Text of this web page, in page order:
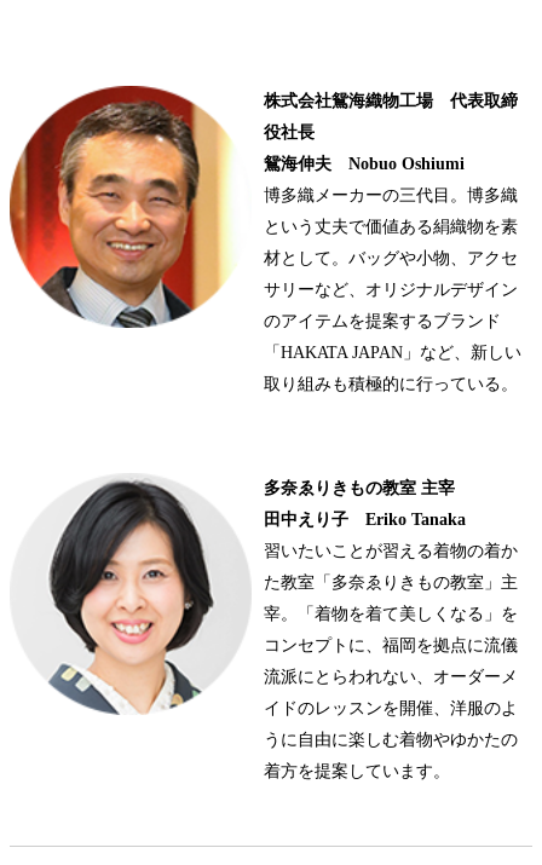
株式会社鴛海織物工場 代表取締
役社長
鴛海伸夫 Nobuo Oshiumi
博多織メーカーの三代目。博多織
という丈夫で価値ある絹織物を素
材として。バッグや小物、アクセ
サリーなど、オリジナルデザイン
のアイテムを提案するブランド
「HAKATA JAPAN」など、新しい
取り組みも積極的に行っている。
多奈ゑりきもの教室 主宰
田中えり子 Eriko Tanaka
習いたいことが習える着物の着か
た教室「多奈ゑりきもの教室」主
宰。「着物を着て美しくなる」を
コンセプトに、福岡を拠点に流儀
流派にとらわれない、オーダーメ
イドのレッスンを開催、洋服のよ
うに自由に楽しむ着物やゆかたの
着方を提案しています。